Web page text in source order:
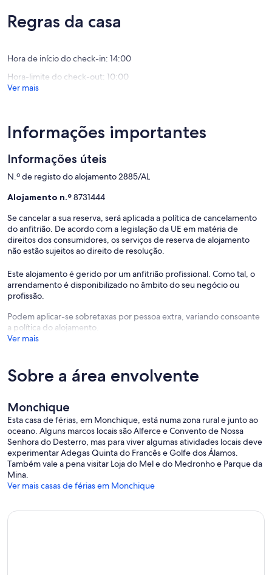
máximo
de
(24
Regras da casa
Hora de início do check-in: 14:00
Hora-limite do check-out: 10:00
Ver mais
Informações importantes
Informações úteis
N.º de registo do alojamento 2885/AL
Alojamento n.º8731444
Se cancelar a sua reserva, será aplicada a política de cancelamento
do anfitrião. De acordo com a legislação da UE em matéria de
direitos dos consumidores, os serviços de reserva de alojamento
não estão sujeitos ao direito de resolução.
Este alojamento é gerido por um anfitrião profissional. Como tal, o
arrendamento é disponibilizado no âmbito do seu negócio ou
profissão.
Podem aplicar-se sobretaxas por pessoa extra, variando consoante
a política do alojamento.
Ver mais
Sobre a área envolvente
Monchique
Esta casa de férias, em Monchique, está numa zona rural e junto ao
oceano. Alguns marcos locais são Alferce e Convento de Nossa
Senhora do Desterro, mas para viver algumas atividades locais deve
experimentar Adegas Quinta do Francês e Golfe dos Álamos.
Também vale a pena visitar Loja do Mel e do Medronho e Parque da
Mina.
Ver mais casas de férias em Monchique